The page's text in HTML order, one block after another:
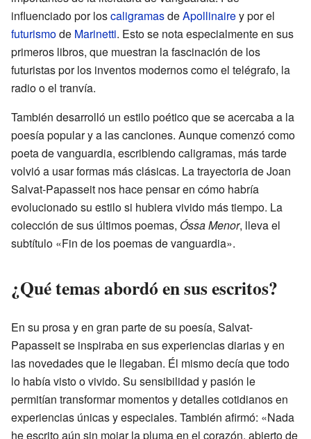
influenciado por loscaligramasdeApollinairey por el
futurismode Marinetti. Esto se nota especialmente en sus
primeros libros, que muestran la fascinación de los
futuristas por los inventos modernos como el telégrafo, la
radio o el tranvía.
También desarrolló un estilo poético que se acercaba a la
poesía popular y a las canciones. Aunque comenzó como
poeta de vanguardia, escribiendo caligramas, más tarde
volvió a usar formas más clásicas. La trayectoria de Joan
Salvat-Papasseit nos hace pensar en cómo habría
evolucionado su estilo si hubiera vivido más tiempo. La
colección de sus últimos poemas, Óssa Menor, lleva el
subtítulo «Fin de los poemas de vanguardia».
¿Qué temas abordó en sus escritos?
En su prosa y en gran parte de su poesía, Salvat-
Papasseit se inspiraba en sus experiencias diarias y en
las novedades que le llegaban. Él mismo decía que todo
lo había visto o vivido. Su sensibilidad y pasión le
permitían transformar momentos y detalles cotidianos en
experiencias únicas y especiales. También afirmó: «Nada
he escrito aún sin mojar la pluma en el corazón, abierto de